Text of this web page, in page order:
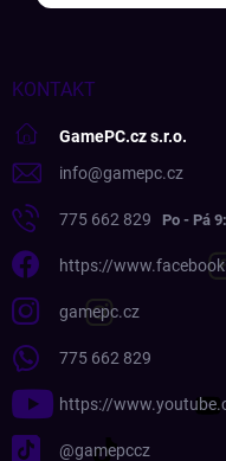
KONTAKT
GamePC.cz s.r.o.
info@gamepc.cz
775 662 829
https://
gamepc.cz
775 662 829
https://
@gamepccz